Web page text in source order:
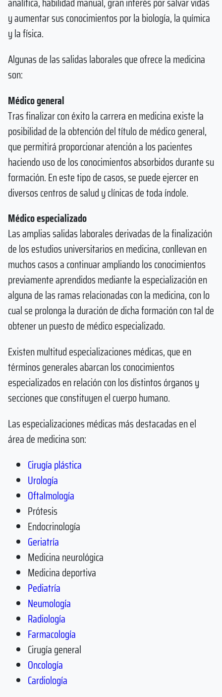
y aumentar sus conocimientos por la biología, la química
y la física.
Algunas de las salidas laborales que ofrece la medicina
son:
Médico general
Tras finalizar con éxito la carrera en medicina existe la
posibilidad de la obtención del título de médico general,
que permitirá proporcionar atención a los pacientes
haciendo uso de los conocimientos absorbidos durante su
formación. En este tipo de casos, se puede ejercer en
diversos centros de salud y clínicas de toda índole.
Médico especializado
Las amplias salidas laborales derivadas de la finalización
de los estudios universitarios en medicina, conllevan en
muchos casos a continuar ampliando los conocimientos
previamente aprendidos mediante la especialización en
alguna de las ramas relacionadas con la medicina, con lo
cual se prolonga la duración de dicha formación con tal de
obtener un puesto de médico especializado.
Existen multitud especializaciones médicas, que en
términos generales abarcan los conocimientos
especializados en relación con los distintos órganos y
secciones que constituyen el cuerpo humano.
Las especializaciones médicas más destacadas en el
área de medicina son:
Cirugía plástica
Urología
Oftalmología
Prótesis
Endocrinología
Geriatría
Medicina neurológica
Medicina deportiva
Pediatría
Neumología
Radiología
Farmacología
Cirugía general
Oncología
Cardiología